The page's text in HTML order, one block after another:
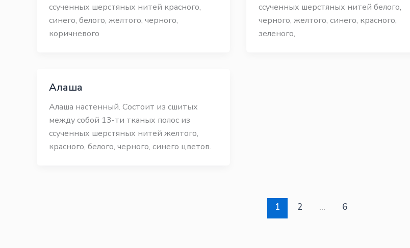
ссученных шерстяных нитей красного,
синего, белого, желтого, черного,
коричневого
ссученных шерстяных нитей белого,
черного, желтого, синего, красного,
зеленого,
Алаша
Алаша настенный. Состоит из сшитых
между собой 13-ти тканых полос из
ссученных шерстяных нитей желтого,
красного, белого, черного, синего цветов.
1 2 … 6